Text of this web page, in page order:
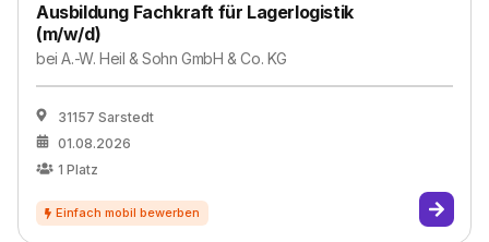
Ausbildung Fachkraft für Lagerlogistik
(m/w/d)
beiA.-W. Heil & Sohn GmbH & Co. KG
31157 Sarstedt
01.08.2026
1 Platz